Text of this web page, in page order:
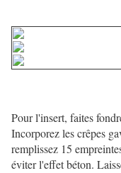
Pour l'insert, faites
Incorporez les crêpes
remplissez 15
éviter l'effet béton.